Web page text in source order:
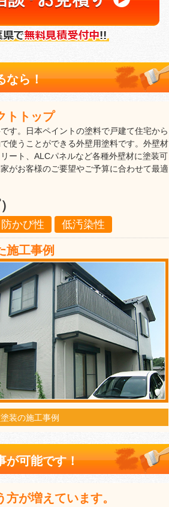
なら！
トトップ
す。日本ペイントの塗料で戸建て住宅から
使うことができる外壁用塗料です。外壁材
ート、ALCパネルなど各種外壁材に塗装可
がお客様のご要望やご予算に合わせて最適
かび性 低汚染性
施工事例
装の施工事例
が可能です！
が増えています。